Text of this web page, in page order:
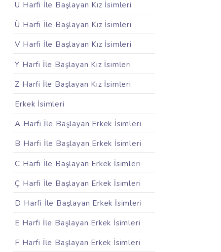
U Harfi İle Başlayan Kız İsimleri
Ü Harfi İle Başlayan Kız İsimleri
V Harfi İle Başlayan Kız İsimleri
Y Harfi İle Başlayan Kız İsimleri
Z Harfi İle Başlayan Kız İsimleri
Erkek İsimleri
A Harfi İle Başlayan Erkek İsimleri
B Harfi İle Başlayan Erkek İsimleri
C Harfi İle Başlayan Erkek İsimleri
Ç Harfi İle Başlayan Erkek İsimleri
D Harfi İle Başlayan Erkek İsimleri
E Harfi İle Başlayan Erkek İsimleri
F Harfi İle Başlayan Erkek İsimleri